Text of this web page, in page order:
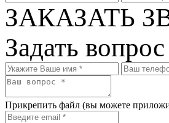
ЗАКАЗАТЬ
Задать вопрос
Прикрепить файл (вы можете